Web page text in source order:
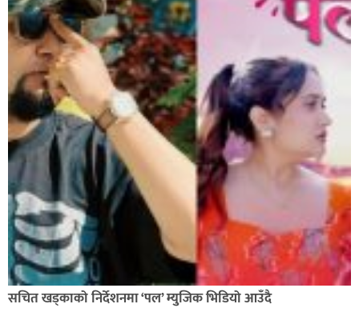
सचित खड्काको निर्देशनमा ‘पल’ म्युजिक भिडियो आउँदै